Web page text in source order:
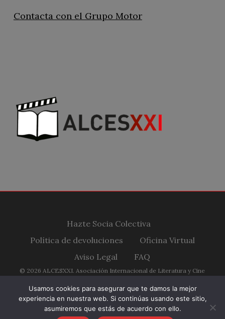
Contacta con el Grupo Motor
Hazte Socia Colectiva
Política de devoluciones
Oficina Virtual
Aviso Legal
FAQ
© 2026 ALCESXXI. Asociación Internacional de Literatura y Cine
twitter facebookyoutubeRSS instagram
Usamos cookies para asegurar que te damos la mejor
experiencia en nuestra web. Si continúas usando este sitio,
asumiremos que estás de acuerdo con ello.